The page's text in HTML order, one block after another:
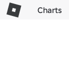
Charts